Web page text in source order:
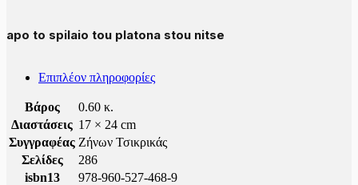
apo to spilaio tou platona stou nitse
Επιπλέον πληροφορίες
Βάρος
0.60 κ.
Διαστάσεις 17 × 24 cm
Συγγραφέας Ζήνων Τσικρικάς
Σελίδες
286
isbn13
978-960-527-468-9